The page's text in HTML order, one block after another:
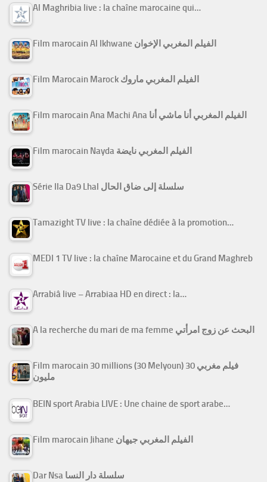
Al Maghribia live : la chaîne marocaine qui…
Film marocain Al Ikhwane الفيلم المغربي الإخوان
Film Marocain Marock الفيلم المغربي ماروك
Film marocain Ana Machi Ana الفيلم المغربي أنا ماشي أنا
Film marocain Nayda الفيلم المغربي نايضة
Série Ila Da9 Lhal سلسلة إلى ضاق الحال
Tamazight TV live : la chaîne dédiée à la promotion…
MEDI 1 TV live : la chaîne Marocaine et du Grand Maghreb
Arrabiâ live – Arrabiaa HD en direct : la…
A la recherche du mari de ma femme البحث عن زوج امرأتي
Film marocain 30 millions (30 Melyoun) فيلم مغربي 30
مليون
BEIN sport Arabia LIVE : Une chaine de sport arabe…
Film marocain Jihane الفيلم المغربي جيهان
Dar Nsa سلسلة دار النسا